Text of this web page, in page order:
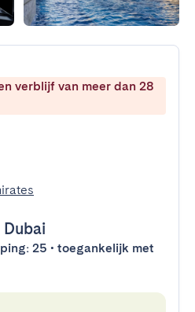
verblijf van meer dan 28
Dubai
25 • toegankelijk met